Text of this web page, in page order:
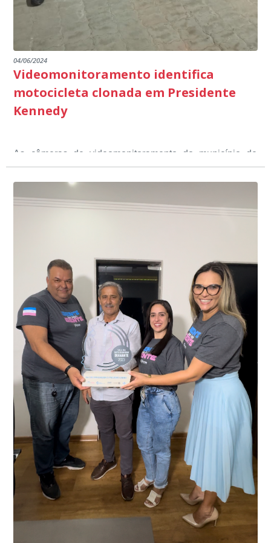
04/06/2024
Videomonitoramento identifica
motocicleta clonada em Presidente
Kennedy
As câmeras de videomonitoramento do município de
Presidente Kennedy identificaram neste fim de semana,
01 de junho, uma motocicleta com indícios de
adulteração, imediatamente, a central de
videomonitoramento acionou a Guarda Civil Municipal,
Durante a abordagem a adulteração foi comprovada,
através da conferência do Chassi, a motocicleta, bem
conta do sistema de videomonitoramento instalado
recentemente em todo o município de Presidente
Kennedy, o sistema é integrado com outros municípios
do país, sendo possível a identificação de veículos por
meio do cruzamento de informações, nesse caso
específico, com dados de uma cidade do Estado do Rio
de Janeiro.
“Mais de 100 câmeras foram instaladas na sede e no
interior de Presidente Kennedy, garantindo mais
segurança à população, seja nas ruas, no comércio, os
produtores agropecuários. Estamos no rumo certo,
parabéns a todos os servidores que contribuem para a
segurança da nossa cidade”, destaca o prefeito Dorlei
Fontão.